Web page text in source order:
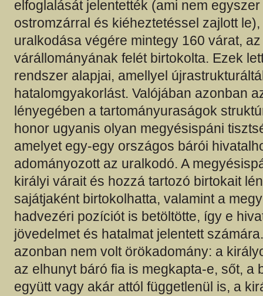
elfoglalását jelentették (ami nem
ostromzárral és kiéheztetéssel zajlott
uralkodása végére mintegy 160 várat,
várállományának felét birtokolta. Ezek
rendszer alapjai, amellyel
hatalomgyakorlást. Valójában azonban
lényegében a tartományuraságok
honor ugyanis olyan megyésispáni
amelyet egy-egy országos bárói
adományozott az uralkodó. A
királyi várait és hozzá tartozó birtokait
sajátjaként birtokolhatta, valamint a
hadvezéri pozíciót is betöltötte, így e
jövedelmet és hatalmat jelentett
azonban nem volt örökadomány: a
az elhunyt báró fia is megkapta-e, sőt, a
együtt vagy akár attól függetlenül is, a